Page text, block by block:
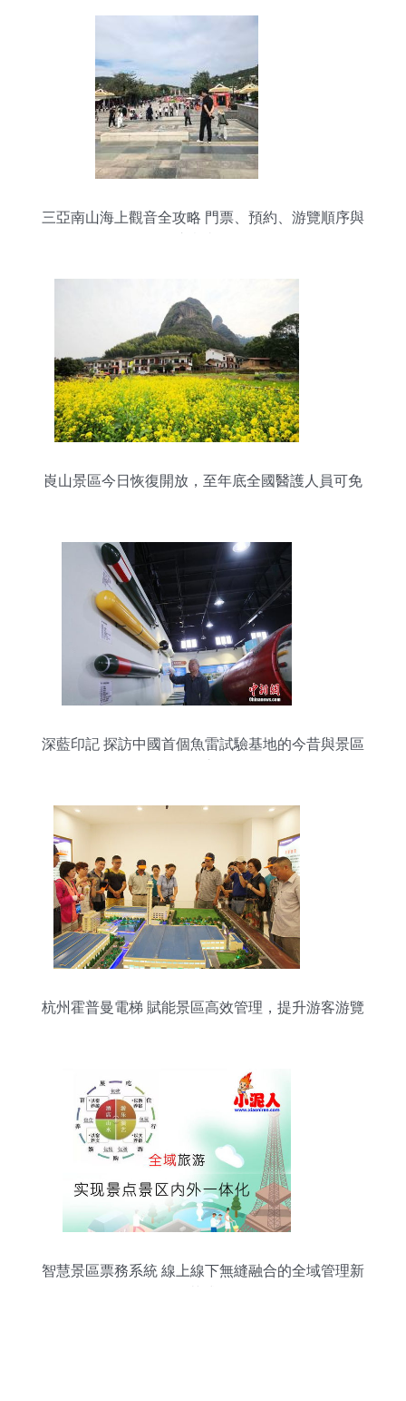
三亞南山海上觀音全攻略 門票、預約、游覽順序與
崀山景區今日恢復開放，至年底全國醫護人員可免
深藍印記 探訪中國首個魚雷試驗基地的今昔與景區
杭州霍普曼電梯 賦能景區高效管理，提升游客游覽
智慧景區票務系統 線上線下無縫融合的全域管理新